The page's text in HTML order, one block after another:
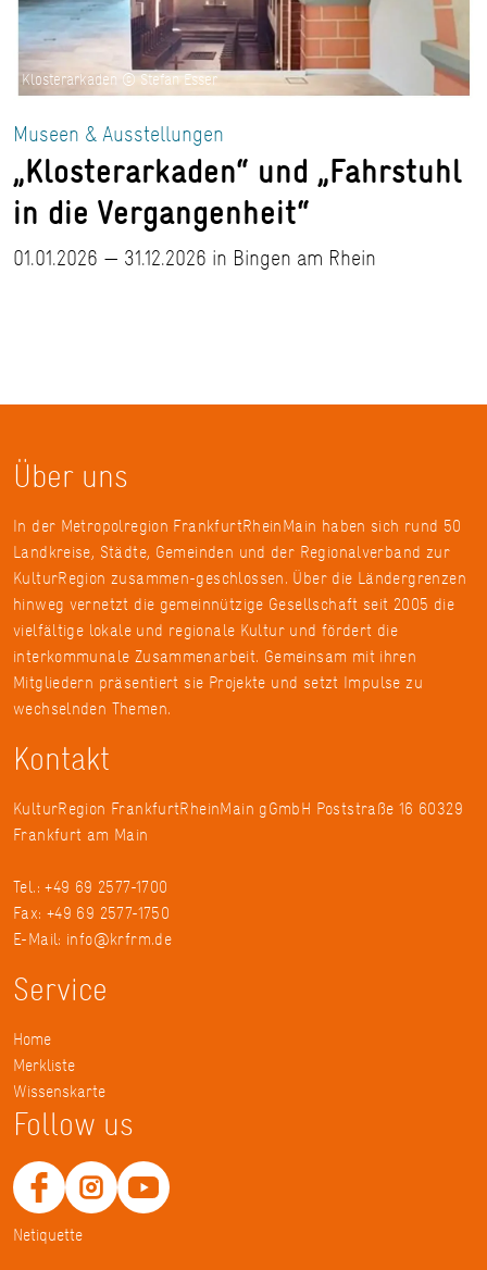
Klosterarkaden © Stefan Esser
Museen & Ausstellungen
„Klosterarkaden“ und „Fahrstuhl
in die Vergangenheit“
01.01.2026 — 31.12.2026 in Bingen am Rhein
Über uns
In der Metropolregion FrankfurtRheinMain haben sich rund 50
Landkreise, Städte, Gemeinden und der Regionalverband zur
KulturRegion zusammen-geschlossen. Über die Ländergrenzen
hinweg vernetzt die gemeinnützige Gesellschaft seit 2005 die
vielfältige lokale und regionale Kultur und fördert die
interkommunale Zusammenarbeit. Gemeinsam mit ihren
Mitgliedern präsentiert sie Projekte und setzt Impulse zu
wechselnden Themen.
Kontakt
KulturRegion FrankfurtRheinMain gGmbH Poststraße 16 60329
Frankfurt am Main
Tel.: +49 69 2577-1700
Fax: +49 69 2577-1750
E-Mail: info@krfrm.de
Service
Home
Merkliste
Wissenskarte
Follow us
Netiquette